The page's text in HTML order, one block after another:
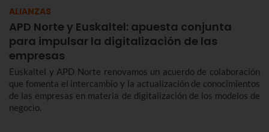
ALIANZAS
APD Norte y Euskaltel: apuesta conjunta
para impulsar la digitalización de las
empresas
Euskaltel y APD Norte renovamos un acuerdo de colaboración
que fomenta el intercambio y la actualización de conocimientos
de las empresas en materia de digitalización de los modelos de
negocio.